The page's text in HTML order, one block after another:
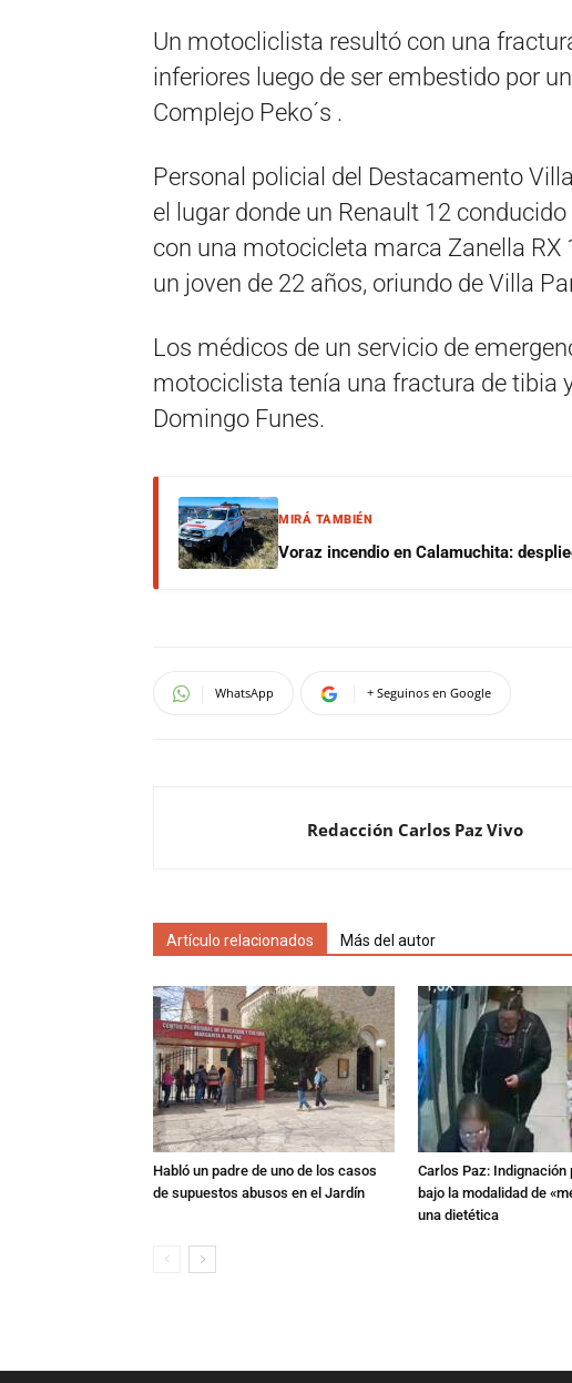
Un motocliclista resultó con una
inferiores luego de ser embestido por
Complejo Peko´s .
Personal policial del Destacamento
el lugar donde un Renault 12
con una motocicleta marca Zanella RX
un joven de 22 años, oriundo de Villa
Los médicos de un servicio de
motociclista tenía una fractura de tibia
Domingo Funes.
MIRÁ TAMBIÉN
Voraz incendio en Calamuchita:
WhatsApp + Seguinos en Google
Redacción Carlos Paz Vivo
Artículo relacionados Más del autor
Habló un padre de uno de los casos
de supuestos abusos en el Jardín
Carlos Paz: Indignación
bajo la modalidad de
una dietética